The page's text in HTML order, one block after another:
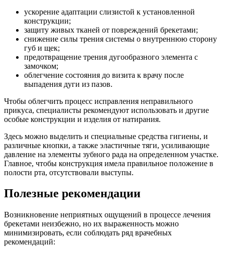
ускорение адаптации слизистой к установленной
конструкции;
защиту живых тканей от повреждений брекетами;
снижение силы трения системы о внутреннюю сторону
губ и щек;
предотвращение трения дугообразного элемента с
замочком;
облегчение состояния до визита к врачу после
выпадения дуги из пазов.
Чтобы облегчить процесс исправления неправильного
прикуса, специалисты рекомендуют использовать и другие
особые конструкции и изделия от натирания.
Здесь можно выделить и специальные средства гигиены, и
различные кнопки, а также эластичные тяги, усиливающие
давление на элементы зубного рада на определенном участке.
Главное, чтобы конструкция имела правильное положение в
полости рта, отсутствовали выступы.
Полезные рекомендации
Возникновение неприятных ощущений в процессе лечения
брекетами неизбежно, но их выраженность можно
минимизировать, если соблюдать ряд врачебных
рекомендаций: